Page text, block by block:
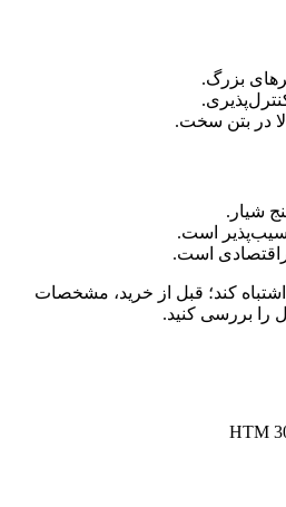
بزرگ.
در بتن سخت.
شیار.
آسیب‌پذیر است.
است.
کند؛ قبل از خرید، مشخصات
بررسی کنید.